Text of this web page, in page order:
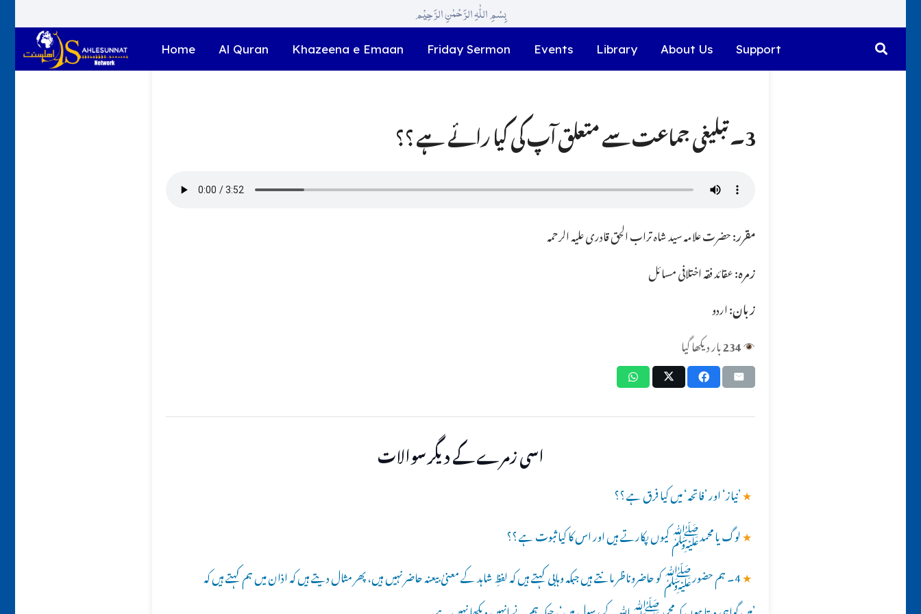
بِسْمِ اللّٰہِ الرَّحْمٰنِ الرَّحِیْم
Home Al Quran Khazeena e Emaan Friday Sermon Events Library About Us Support
3۔ تبلیغی جماعت سے متعلق آپ کی کیا رائے ہے ؟؟
مقرر:حضرت علامہ سید شاہ تراب الحق قادری علیہ الرحمہ
زمرہ:عقائد فقہ اختلافی مسائل
زبان:اردو
234بار دیکھا گیا
اسی زمرے کے دیگر سوالات
★’نیاز‘ اور ’فاتحہ‘ میں کیا فرق ہے ؟؟
★لوگ یا محمدﷺ کیوں پکارتے ہیں اور اس کا کیا ثبوت ہے ؟؟
★ 4۔ ہم حضورﷺ کو حاضروناظر مانتے ہیں جبکہ وہابی کہتے ہیں کہ لفظِ شاہد کے معنیٰ بیعنہ حاضر نہیں ہیں، پھر مثال دیتے ہیں کہ اذان میں ہم کہتے ہیں کہ